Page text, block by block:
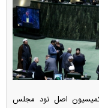
کمیسیون اصل نود مجلس